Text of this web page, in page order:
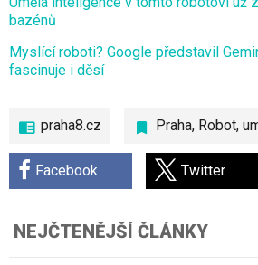
praha8.cz Praha, Robot,
Facebook Twitter
bazénů
Myslící roboti? Google představil
fascinuje i děsí
NEJČTENĚJŠÍ ČLÁNKY